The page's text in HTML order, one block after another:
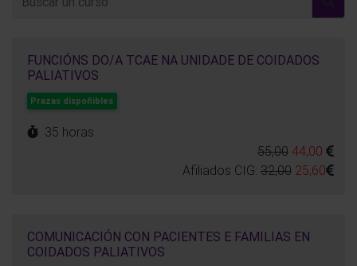
FUNCIÓNS DO/A TCAE NA UNIDADE DE COIDADOS
PALIATIVOS
Prazas dispoñibles
35 horas
55,00 44,00
Afiliados CIG: 32,00 25,60
COMUNICACIÓN CON PACIENTES E FAMILIAS EN
COIDADOS PALIATIVOS